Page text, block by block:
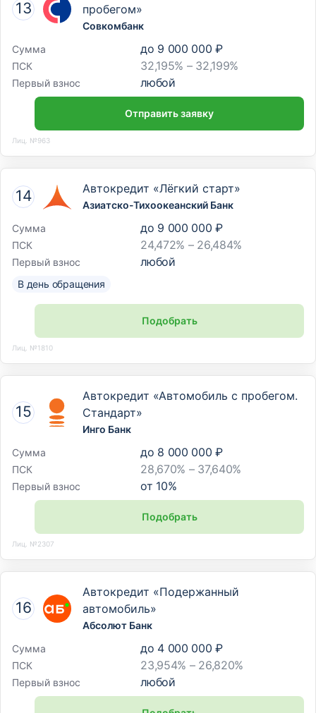
пробегом»
Совкомбанк
Сумма
до 9 000 000 ₽
ПСК 32,195% – 32,199%
Первый взнос любой
Отправить заявку
Лиц. №963
Автокредит «Лёгкий старт»
Азиатско-Тихоокеанский Банк
Сумма
до 9 000 000 ₽
ПСК 24,472% – 26,484%
Первый взнос любой
В день обращения
Подобрать
Лиц. №1810
Автокредит «Автомобиль с пробегом.
Стандарт»
Инго Банк
Сумма
до 8 000 000 ₽
ПСК 28,670% – 37,640%
Первый взнос от 10%
Подобрать
Лиц. №2307
Автокредит «Подержанный
автомобиль»
Абсолют Банк
Сумма
до 4 000 000 ₽
ПСК 23,954% – 26,820%
Первый взнос любой